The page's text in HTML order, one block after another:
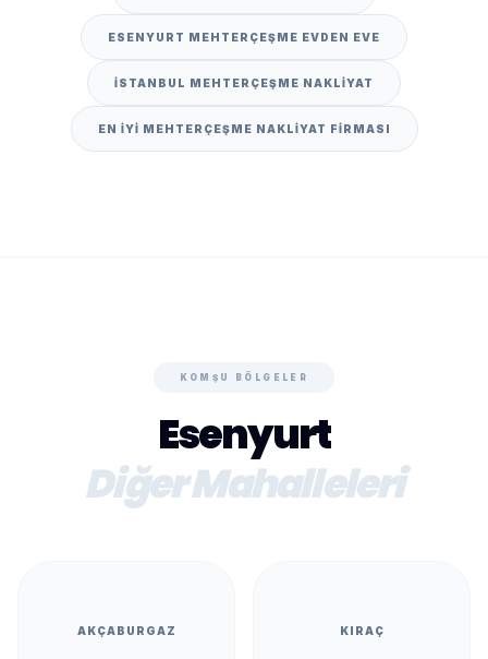
ESENYURT MEHTERÇEŞME EVDEN EVE
İSTANBUL MEHTERÇEŞME NAKLIYAT
EN IYI MEHTERÇEŞME NAKLIYAT FIRMASI
KOMŞU BÖLGELER
Esenyurt
Diğer Mahalleleri
AKÇABURGAZ KIRAÇ